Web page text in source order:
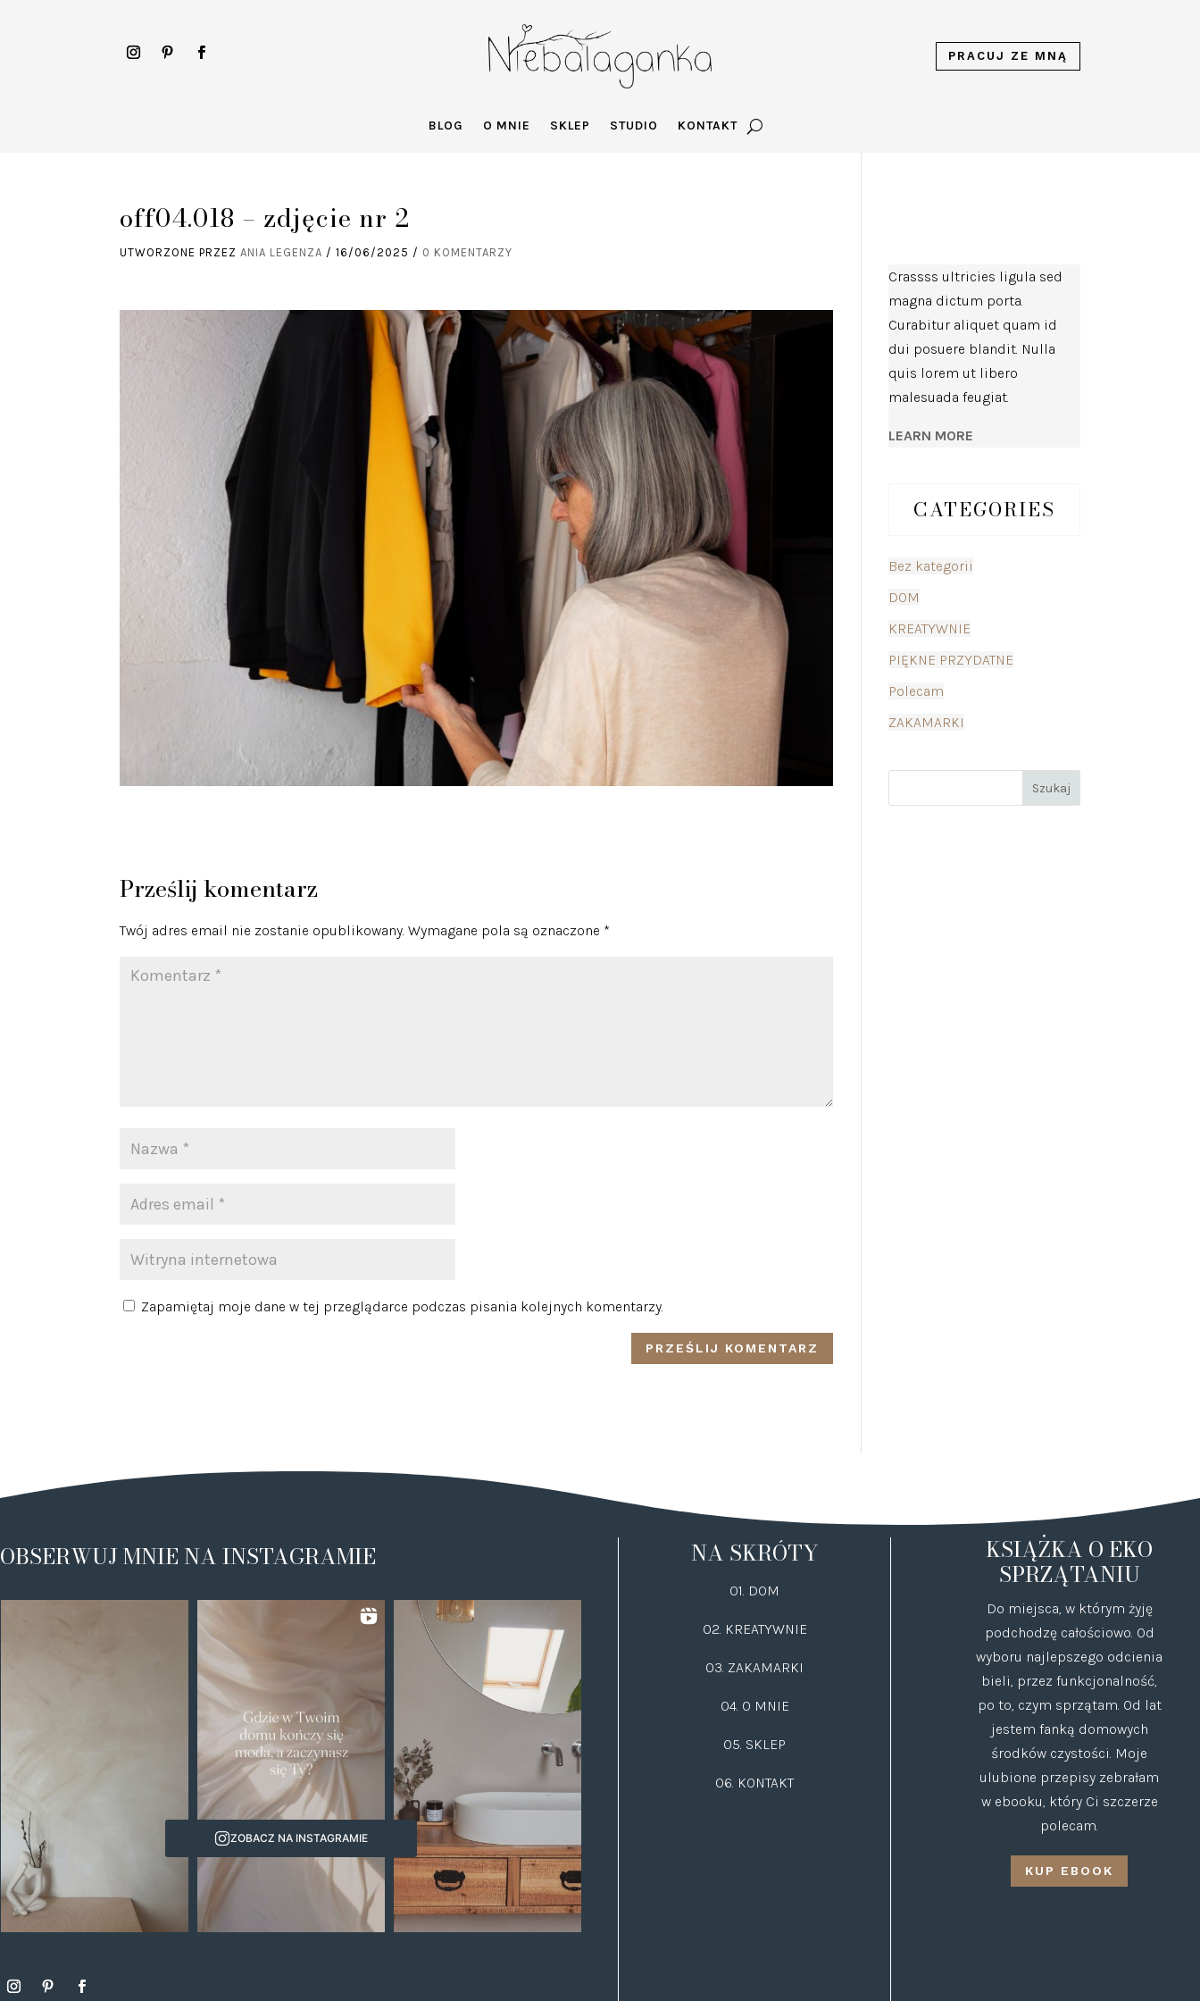
PRACUJ ZE MNĄ
BLOG O MNIE SKLEP STUDIO KONTAKT
off04.018 – zdjęcie nr 2
UTWORZONE PRZEZANIA LEGENZA /16/06/2025 / 0 KOMENTARZY
Prześlij komentarz
Twój adres email nie zostanie opublikowany. Wymagane pola są oznaczone *
Zapamiętaj moje dane w tej przeglądarce podczas pisania kolejnych komentarzy.
Crassss ultricies ligula sed
magna dictum porta.
Curabitur aliquet quam id
dui posuere blandit. Nulla
quis lorem ut libero
malesuada feugiat.
LEARN MORE
CATEGORIES
Bez kategorii
DOM
KREATYWNIE
PIĘKNE PRZYDATNE
Polecam
ZAKAMARKI
OBSERWUJ MNIE NA INSTAGRAMIE
ZOBACZ NA INSTAGRAMIE
NA SKRÓTY
01. DOM
02. KREATYWNIE
03. ZAKAMARKI
04. O MNIE
05. SKLEP
06. KONTAKT
KSIĄŻKA O EKO
SPRZĄTANIU
Do miejsca, w którym żyję
podchodzę całościowo. Od
wyboru najlepszego odcienia
bieli, przez funkcjonalność,
po to, czym sprzątam. Od lat
jestem fanką domowych
środków czystości. Moje
ulubione przepisy zebrałam
w ebooku, który Ci szczerze
polecam.
KUP EBOOK